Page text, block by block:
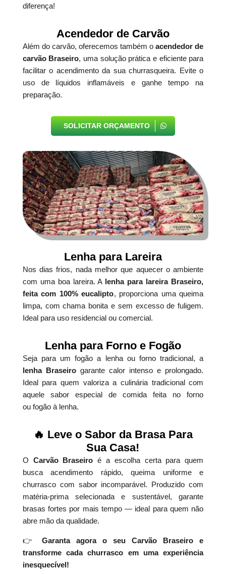
diferença!
Acendedor de Carvão
Além do carvão, oferecemos também oacendedor de
carvão Braseiro, uma solução prática e eficiente para
facilitar o acendimento da sua churrasqueira. Evite o
uso de líquidos inflamáveis e ganhe tempo na
preparação.
SOLICITAR ORÇAMENTO
Lenha para Lareira
Nos dias frios, nada melhor que aquecer o ambiente
com uma boa lareira. A lenha para lareira Braseiro,
feita com 100% eucalipto, proporciona uma queima
limpa, com chama bonita e sem excesso de fuligem.
Ideal para uso residencial ou comercial.
Lenha para Forno e Fogão
Seja para um fogão a lenha ou forno tradicional, a
lenha Braseirogarante calor intenso e prolongado.
Ideal para quem valoriza a culinária tradicional com
aquele sabor especial de comida feita no forno
ou fogão à lenha.
🔥 Leve o Sabor da Brasa Para
Sua Casa!
O Carvão Braseiro é a escolha certa para quem
busca acendimento rápido, queima uniforme e
churrasco com sabor incomparável. Produzido com
matéria-prima selecionada e sustentável, garante
brasas fortes por mais tempo — ideal para quem não
abre mão da qualidade.
👉
Garanta agora o seu Carvão Braseiro e
transforme cada churrasco em uma experiência
inesquecível!